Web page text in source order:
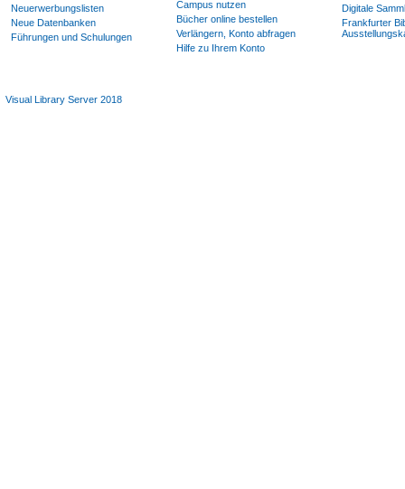
Neuerwerbungslisten
Neue Datenbanken
Führungen und Schulungen
Campus nutzen
Bücher online bestellen
Verlängern, Konto abfragen
Hilfe zu Ihrem Konto
Digitale
Frankfurter
Visual Library Server 2018